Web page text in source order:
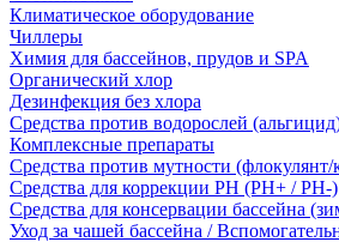
Климатическое оборудование
Чиллеры
Химия для бассейнов, прудов и SPA
Органический хлор
Дезинфекция без хлора
Средства против водорослей
Комплексные препараты
Средства против мутности (флокулянт/
Средства для коррекции PH (PH+ / PH-)
Средства для консервации бассейна
Уход за чашей бассейна /